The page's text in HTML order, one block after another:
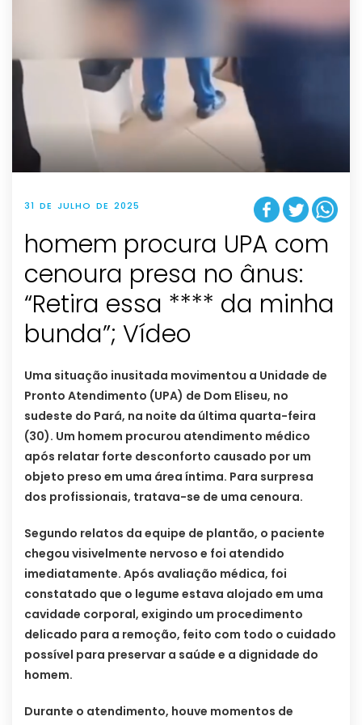
31 DE JULHO DE 2025
homem procura UPA com
cenoura presa no ânus:
“Retira essa **** da minha
bunda”; Vídeo
Uma situação inusitada movimentou a Unidade de
Pronto Atendimento (UPA) de Dom Eliseu, no
sudeste do Pará, na noite da última quarta-feira
(30). Um homem procurou atendimento médico
após relatar forte desconforto causado por um
objeto preso em uma área íntima. Para surpresa
dos profissionais, tratava-se de uma cenoura.
Segundo relatos da equipe de plantão, o paciente
chegou visivelmente nervoso e foi atendido
imediatamente. Após avaliação médica, foi
constatado que o legume estava alojado em uma
cavidade corporal, exigindo um procedimento
delicado para a remoção, feito com todo o cuidado
possível para preservar a saúde e a dignidade do
homem.
Durante o atendimento, houve momentos de